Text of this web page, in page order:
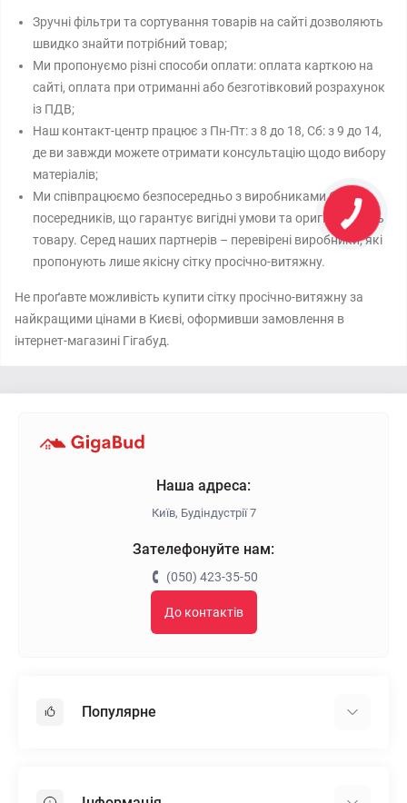
Зручні фільтри та сортування товарів на сайті дозволяють
швидко знайти потрібний товар;
Ми пропонуємо різні способи оплати: оплата карткою на
сайті, оплата при отриманні або безготівковий розрахунок
із ПДВ;
Наш контакт-центр працює з Пн-Пт: з 8 до 18, Сб: з 9 до 14,
де ви завжди можете отримати консультацію щодо вибору
матеріалів;
Ми співпрацюємо безпосередньо з виробниками без
посередників, що гарантує вигідні умови та оригінальність
товару. Серед наших партнерів – перевірені виробники, які
пропонують лише якісну сітку просічно-витяжну.
Не проґавте можливість купити сітку просічно-витяжну за
найкращими цінами в Києві, оформивши замовлення в
інтернет-магазині Гігабуд.
Наша адреса:
Київ, Будіндустрії 7
Зателефонуйте нам:
(050) 423-35-50
До контактів
Популярне